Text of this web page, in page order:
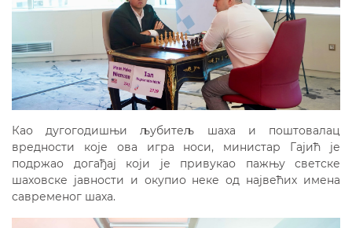
Као дугогодишњи љубитељ шаха и поштовалац
вредности које ова игра носи, министар Гајић је
подржао догађај који је привукао пажњу светске
шаховске јавности и окупио неке од највећих имена
савременог шаха.